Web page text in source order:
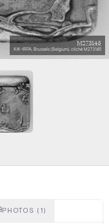
M273145
KIK-IRPA, Brussels (Belgium), cliché M273145
PHOTOS (1)